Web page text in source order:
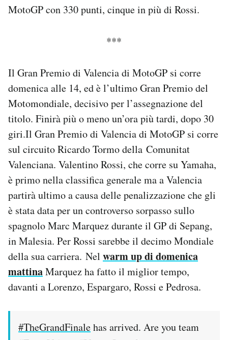
AREA PERSONALE
Regala il Post
Hai bisogno di aiuto?
MotoGP con 330 punti, cinque in più di Rossi.
***
Il Gran Premio di Valencia di MotoGP si corre
domenica alle 14, ed è l’ultimo Gran Premio del
Motomondiale, decisivo per l’assegnazione del
titolo. Finirà più o meno un’ora più tardi, dopo 30
giri.Il Gran Premio di Valencia di MotoGP si corre
sul circuito Ricardo Tormo della Comunitat
Valenciana. Valentino Rossi, che corre su Yamaha,
è primo nella classifica generale ma a Valencia
partirà ultimo a causa delle penalizzazione che gli
è stata data per un controverso sorpasso sullo
spagnolo Marc Marquez durante il GP di Sepang,
in Malesia. Per Rossi sarebbe il decimo Mondiale
della sua carriera. Nel warm up di domenica
mattinaMarquez ha fatto il miglior tempo,
davanti a Lorenzo, Espargaro, Rossi e Pedrosa.
#TheGrandFinalehas arrived. Are you team